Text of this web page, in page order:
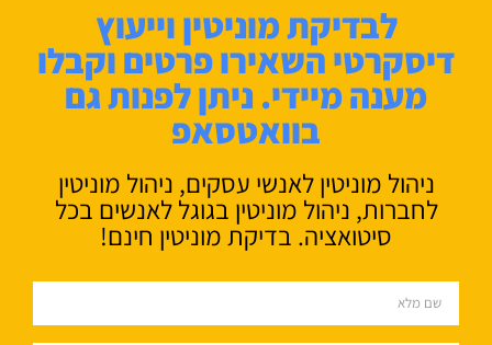
לבדיקת מוניטין וייעוץ
דיסקרטי השאירו פרטים וקבלו
מענה מיידי. ניתן לפנות גם
בוואטסאפ
ניהול מוניטין לאנשי עסקים, ניהול מוניטין
לחברות, ניהול מוניטין בגוגל לאנשים בכל
סיטואציה. בדיקת מוניטין חינם!